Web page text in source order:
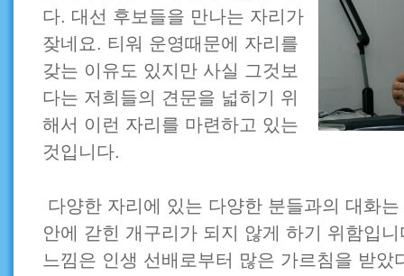
다. 대선 후보들을 만나는 자리가
잦네요. 티워 운영때문에 자리를
갖는 이유도 있지만 사실 그것보
다는 저희들의 견문을 넓히기 위
해서 이런 자리를 마련하고 있는
것입니다.
다양한 자리에 있는 다양한 분들과의 대화
안에 갇힌 개구리가 되지 않게 하기 위함입
느낌은 인생 선배로부터 많은 가르침을 받았